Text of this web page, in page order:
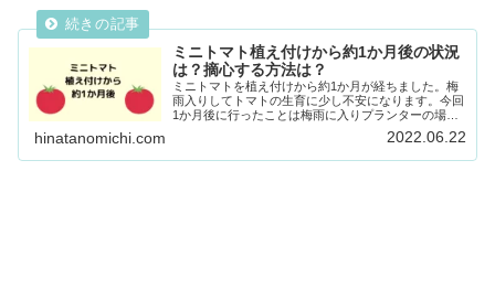
ミニトマト植え付けから約1か月後の状況
は？摘心する方法は？
ミニトマトを植え付けから約1か月が経ちました。梅
雨入りしてトマトの生育に少し不安になります。今回
1か月後に行ったことは梅雨に入りプランターの場所
を屋根のある所へ移動した。先日購入した有機肥料を
追肥をした。2回目摘心をした。1か月後のミニトマ...
hinatanomichi.com 2022.06.22